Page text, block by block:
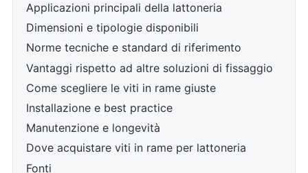
Applicazioni principali della lattoneria
Dimensioni e tipologie disponibili
Norme tecniche e standard di riferimento
Vantaggi rispetto ad altre soluzioni di fissaggio
Come scegliere le viti in rame giuste
Installazione e best practice
Manutenzione e longevità
Dove acquistare viti in rame per lattoneria
Fonti